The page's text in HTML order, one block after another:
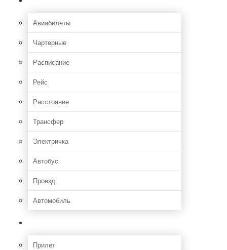
Авиабилеты
Чартерные
Расписание
Рейс
Расстояние
Трансфер
Электричка
Автобус
Проезд
Автомобиль
Прилет